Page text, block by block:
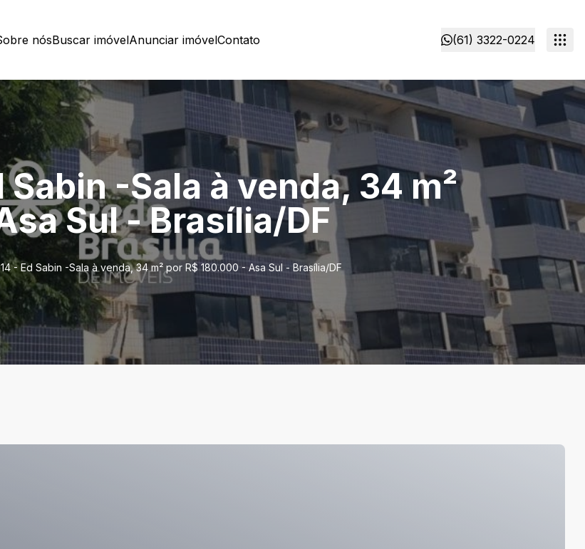
nósBuscar imóvelAnunciar imóvelContato (61) 3322-0224
Sabin -Sala à venda, 34 m²
Sul - Brasília/DF
- Ed Sabin -Sala à venda, 34 m² por R$ 180.000 - Asa Sul - Brasília/DF